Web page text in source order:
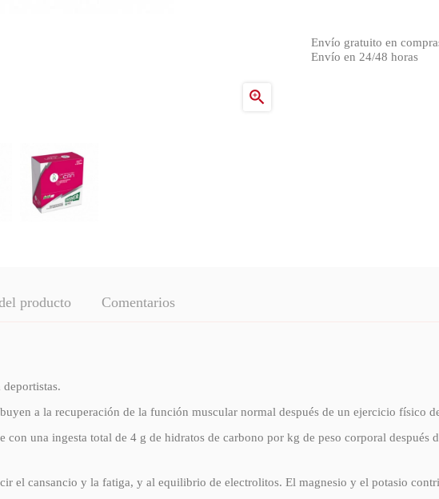

Envío gratuito en
Envío en 24/48 horas
producto Comentarios
a la recuperación de la función muscular normal después de un ejercicio físico
con una ingesta total de 4 g de hidratos de carbono por kg de peso corporal
el cansancio y la fatiga, y al equilibrio de electrolitos. El magnesio y el potasio